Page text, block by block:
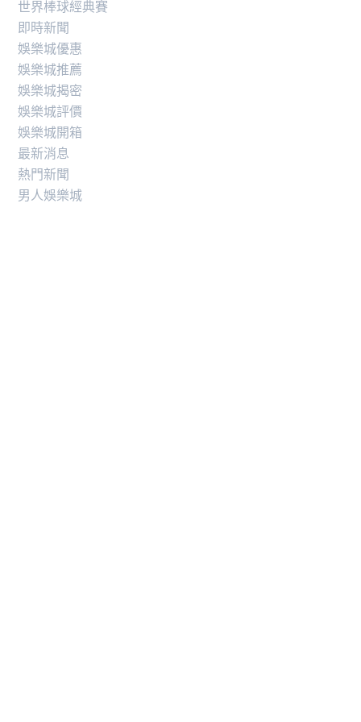
世界棒球經典賽
即時新聞
娛樂城優惠
娛樂城推薦
娛樂城揭密
娛樂城評價
娛樂城開箱
最新消息
熱門新聞
男人娛樂城